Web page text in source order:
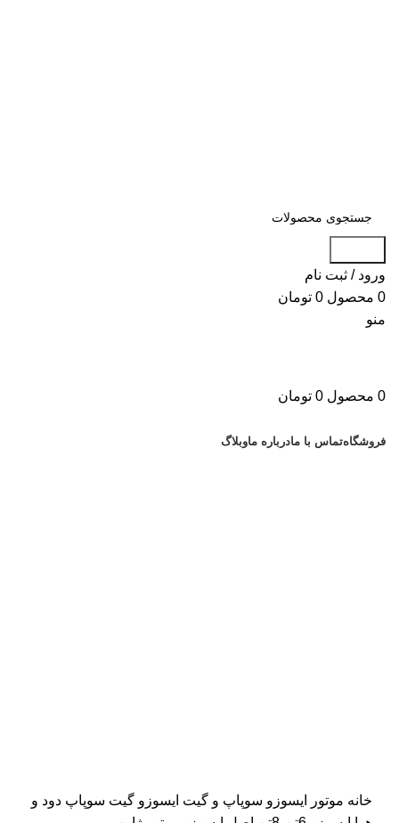
ورود / ثبت نام
0 محصول 0 تومان
منو
0 محصول 0 تومان
فروشگاهتماس با مادرباره ماوبلاگ
خانه موتور ایسوزو سوپاپ و گیت ایسوزو گیت سوپاپ دود و